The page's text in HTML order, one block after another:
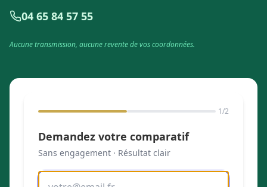
04 65 84 57 55
Aucune transmission, aucune revente de vos coordonnées.
1/2
Demandez votre comparatif
Sans engagement · Résultat clair